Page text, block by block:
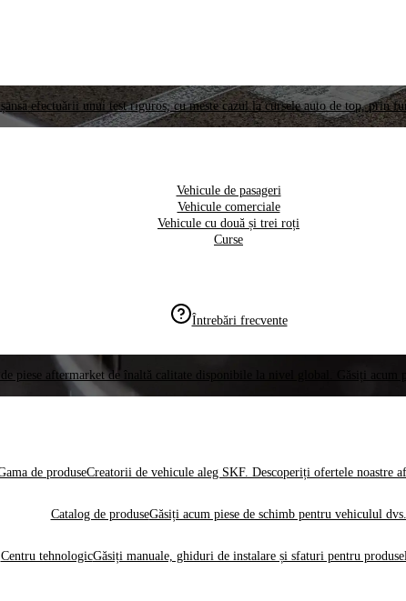
efectuării unui test riguros, cu meste cazul la cursele auto de top, prin
Vehicule de pasageri
Vehicule comerciale
Vehicule cu două și trei roți
Curse
Întrebări frecvente
piese aftermarket de înaltă calitate disponibile la nivel global. Găsiți acum
de produseCreatorii de vehicule aleg SKF. Descoperiți ofertele noastre
Catalog de produseGăsiți acum piese de schimb pentru vehiculul dvs.
Centru tehnologicGăsiți manuale, ghiduri de instalare și sfaturi pentru